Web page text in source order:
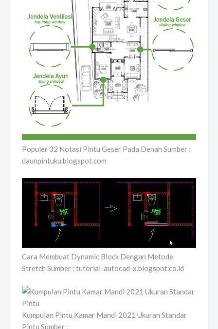
Populer 32 Notasi Pintu Geser Pada Denah Sumber :
daunpintuku.blogspot.com
Cara Membuat Dynamic Block Dengan Metode
Stretch Sumber : tutorial-autocad-x.blogspot.co.id
Kumpulan Pintu Kamar Mandi 2021 Ukuran Standar
Pintu Sumber :